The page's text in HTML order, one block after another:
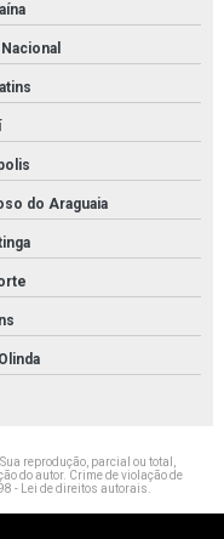
do Araguaia
reprodução, parcial ou total,
do autor. Crime de violação de
- Lei de direitos autorais